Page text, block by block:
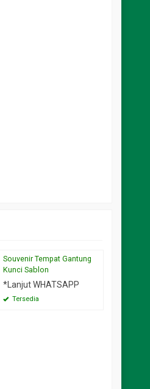
Souvenir Tempat Gantung
Kunci Sablon
*Lanjut WHATSAPP
Tersedia